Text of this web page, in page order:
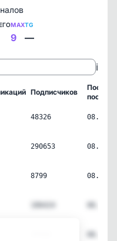
MAX
9
TG
—
ℹ️
Подписчиков
пост
48326
290653
8799